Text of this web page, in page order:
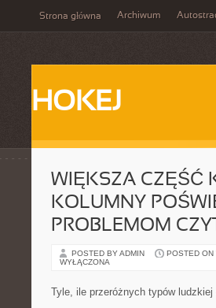
Strona główna Archiwum
HOKEJ
WIĘKSZA CZĘŚĆ
KOLUMNY
PROBLEMOM
POSTED BY ADMIN POSTED ON
WYŁĄCZONA
Tyle, ile przeróżnych typów